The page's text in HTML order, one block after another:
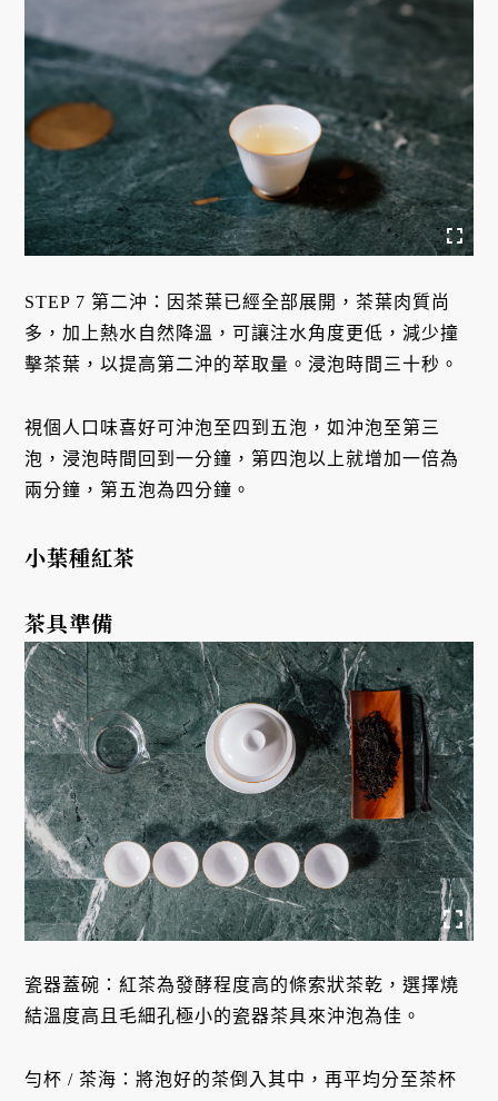
STEP 7 第二沖：因茶葉已經全部展開，茶葉肉質尚
多，加上熱水自然降溫，可讓注水角度更低，減少撞
擊茶葉，以提高第二沖的萃取量。浸泡時間三十秒。
視個人口味喜好可沖泡至四到五泡，如沖泡至第三
泡，浸泡時間回到一分鐘，第四泡以上就增加一倍為
兩分鐘，第五泡為四分鐘。
小葉種紅茶
茶具準備
瓷器蓋碗：紅茶為發酵程度高的條索狀茶乾，選擇燒
結溫度高且毛細孔極小的瓷器茶具來沖泡為佳。
勻杯 / 茶海：將泡好的茶倒入其中，再平均分至茶杯